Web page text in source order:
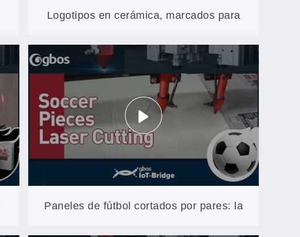
Logotipos en cerámica, marcados para
durar: detalles del láser de fibra en la
serie YLP
Paneles de fútbol cortados por pares: la